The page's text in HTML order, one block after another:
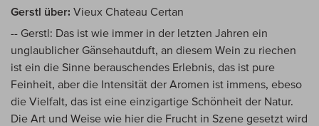
Gerstl über: Vieux Chateau Certan
-- Gerstl: Das ist wie immer in der letzten Jahren ein
unglaublicher Gänsehautduft, an diesem Wein zu riechen
ist ein die Sinne berauschendes Erlebnis, das ist pure
Feinheit, aber die Intensität der Aromen ist immens, ebeso
die Vielfalt, das ist eine einzigartige Schönheit der Natur.
Die Art und Weise wie hier die Frucht in Szene gesetzt wird